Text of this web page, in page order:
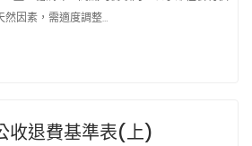
然因素，需適度調整…
收退費基準表(上)